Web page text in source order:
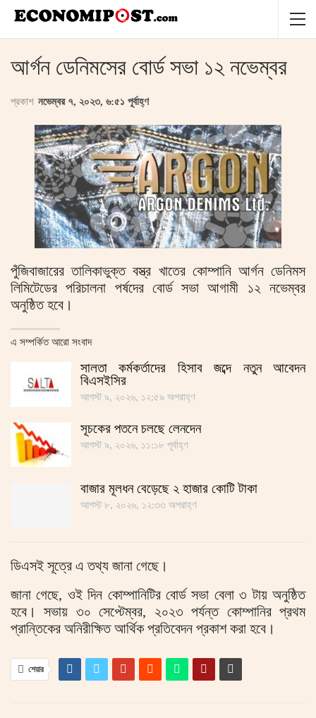
আর্গন ডেনিমসের বোর্ড সভা ১২ নভেম্বর
প্রকাশ নভেম্বর ৭, ২০২৩, ৬:৫১ পূর্বাহ্ণ
পুঁজিবাজারের তালিকাভুক্ত বস্ত্র খাতের কোম্পানি আর্গন ডেনিমস
লিমিটেডের পরিচালনা পর্ষদের বোর্ড সভা আগামী ১২ নভেম্বর
অনুষ্ঠিত হবে।
এ সম্পর্কিত আরো সংবাদ
সালতা কর্মকর্তাদের হিসাব জব্দে নতুন আবেদন
বিএসইসির
আগস্ট ৯, ২০২৬, ১২:৫৯ অপরাহ্ণ
সূচকের পতনে চলছে লেনদেন
আগস্ট ৯, ২০২৬, ১১:১৮ পূর্বাহ্ণ
বাজার মূলধন বেড়েছে ২ হাজার কোটি টাকা
আগস্ট ৮, ২০২৬, ১২:৩৩ অপরাহ্ণ
ডিএসই সূত্রে এ তথ্য জানা গেছে।
জানা গেছে, ওই দিন কোম্পানিটির বোর্ড সভা বেলা ৩ টায় অনুষ্ঠিত
হবে। সভায় ৩০ সেপ্টেম্বর, ২০২৩ পর্যন্ত কোম্পানির প্রথম
প্রান্তিকের অনিরীক্ষিত আর্থিক প্রতিবেদন প্রকাশ করা হবে।
শেয়ার